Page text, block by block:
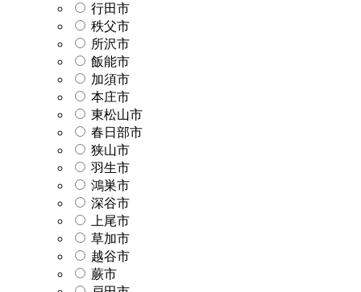
行田市
秩父市
所沢市
飯能市
加須市
本庄市
東松山市
春日部市
狭山市
羽生市
鴻巣市
深谷市
上尾市
草加市
越谷市
蕨市